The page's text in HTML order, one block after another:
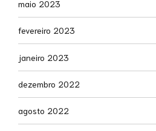
maio 2023
fevereiro 2023
janeiro 2023
dezembro 2022
agosto 2022